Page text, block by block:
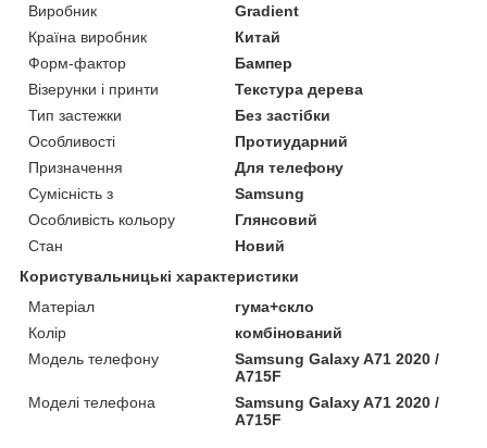
Виробник
Gradient
Країна виробник
Китай
Форм-фактор
Бампер
Візерунки і принти
Текстура дерева
Тип застежки
Без застібки
Особливості
Протиударний
Призначення
Для телефону
Сумісність з
Samsung
Особливість кольору
Глянсовий
Стан
Новий
Користувальницькі характеристики
Матеріал
гума+скло
Колір
комбінований
Модель телефону
Samsung Galaxy A71 2020 /
A715F
Моделі телефона
Samsung Galaxy A71 2020 /
A715F